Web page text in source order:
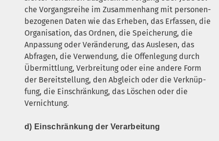
che Vor­gangs­rei­he im Zusam­men­hang mit per­so­nen­
be­zo­ge­nen Daten wie das Erhe­ben, das Erfas­sen, die
Orga­ni­sa­ti­on, das Ord­nen, die Spei­che­rung, die
Anpas­sung oder Ver­än­de­rung, das Aus­le­sen, das
Abfra­gen, die Ver­wen­dung, die Offen­le­gung durch
Über­mitt­lung, Ver­brei­tung oder eine ande­re Form
der Bereit­stel­lung, den Abgleich oder die Ver­knüp­
fung, die Ein­schrän­kung, das Löschen oder die
Vernichtung.
d) Ein­schrän­kung der Verarbeitung